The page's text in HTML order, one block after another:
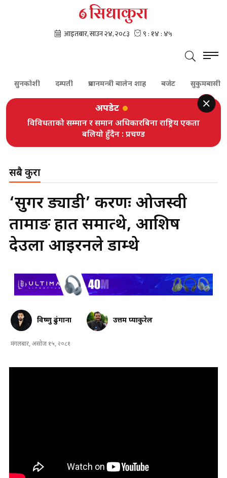
दम्पती प्रधानमन्त्री बालेन शाह बजेट सुकुमबासी राष्ट्रपति
अपडेट
विविधताको सम्मान र समान अधिकारबिना राष्ट्रिय एकता
बलियो हुँदैन : प्रचण्ड
सबै कुरा
‘सुगर ड्याडी’ प्रकरणः ओजस्वी
तामाङ हात समात्थे, आशिष
देउला आइरनले डाम्थे
विष्णु ढुंगाना उत्तम प्याकुरेल
मंगलबार, असोज १५, २०८१